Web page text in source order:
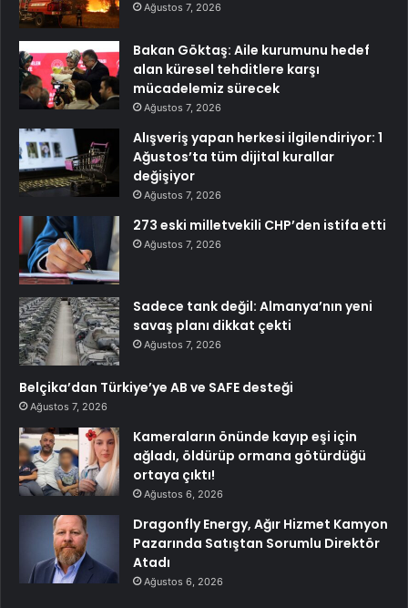
Ağustos 7, 2026
Bakan Göktaş: Aile kurumunu hedef
alan küresel tehditlere karşı
mücadelemiz sürecek
Ağustos 7, 2026
Alışveriş yapan herkesi ilgilendiriyor: 1
Ağustos’ta tüm dijital kurallar
değişiyor
Ağustos 7, 2026
273 eski milletvekili CHP’den istifa etti
Ağustos 7, 2026
Sadece tank değil: Almanya’nın yeni
savaş planı dikkat çekti
Ağustos 7, 2026
Belçika’dan Türkiye’ye AB ve SAFE desteği
Ağustos 7, 2026
Kameraların önünde kayıp eşi için
ağladı, öldürüp ormana götürdüğü
ortaya çıktı!
Ağustos 6, 2026
Dragonfly Energy, Ağır Hizmet Kamyon
Pazarında Satıştan Sorumlu Direktör
Atadı
Ağustos 6, 2026